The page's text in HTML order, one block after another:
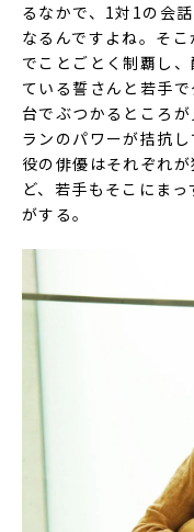
るなかで、1対1の会
なるんですよね。そ
でことごとく制覇し
ている誓さんと若手
台でぶつかるところ
ランのパワーが拮抗
役の俳優はそれぞれ
ど、若手もそこにま
がする。